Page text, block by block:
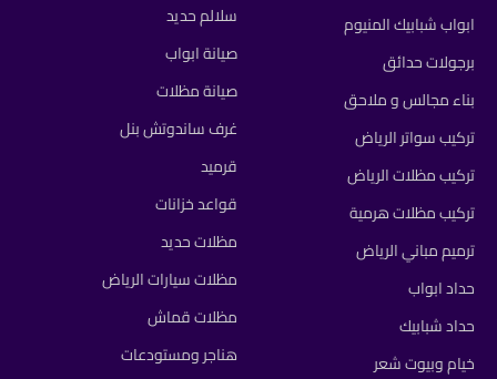
ابواب شبابيك المنيوم
برجولات حدائق
بناء مجالس و ملاحق
تركيب سواتر الرياض
تركيب مظلات الرياض
تركيب مظلات هرمية
ترميم مباني الرياض
حداد ابواب
حداد شبابيك
خيام وبيوت شعر
سلالم حديد
صيانة ابواب
صيانة مظلات
غرف ساندوتش بنل
قرميد
قواعد خزانات
مظلات حديد
مظلات سيارات الرياض
مظلات قماش
هناجر ومستودعات